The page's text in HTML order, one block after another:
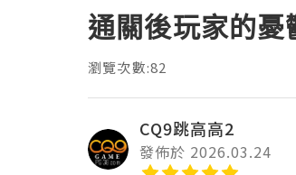
通關後玩家的憂
瀏覽次數:82
CQ9跳高高2
發佈於 2026.03.24